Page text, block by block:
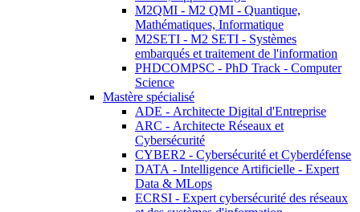
M2QMI - M2 QMI - Quantique,
Mathématiques, Informatique
M2SETI - M2 SETI - Systèmes
embarqués et traitement de l'information
PHDCOMPSC - PhD Track - Computer
Science
Mastère spécialisé
ADE - Architecte Digital d'Entreprise
ARC - Architecte Réseaux et
Cybersécurité
CYBER2 - Cybersécurité et Cyberdéfense
DATA - Intelligence Artificielle - Expert
Data & MLops
ECRSI - Expert cybersécurité des réseaux